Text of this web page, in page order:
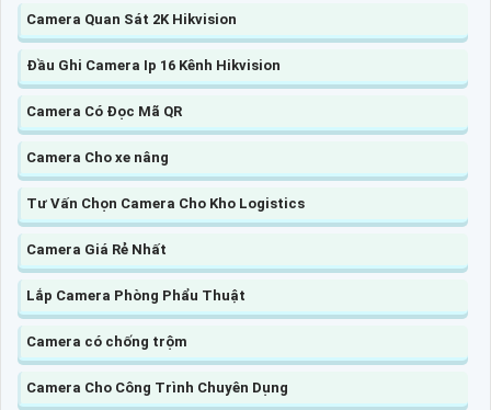
Camera Quan Sát 2K Hikvision
Đầu Ghi Camera Ip 16 Kênh Hikvision
Camera Có Đọc Mã QR
Camera Cho xe nâng
Tư Vấn Chọn Camera Cho Kho Logistics
Camera Giá Rẻ Nhất
Lắp Camera Phòng Phẩu Thuật
Camera có chống trộm
Camera Cho Công Trình Chuyên Dụng